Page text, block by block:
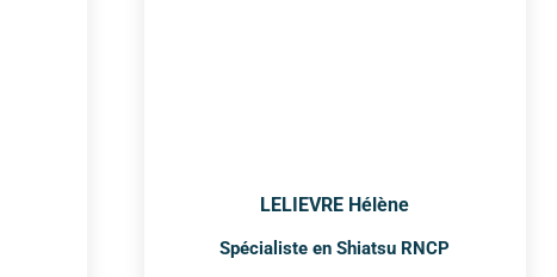
LELIEVRE Hélène
Spécialiste en Shiatsu RNCP